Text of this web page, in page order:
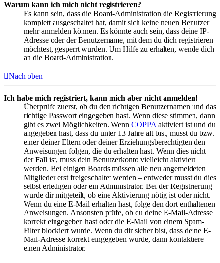
Warum kann ich mich nicht registrieren?
Es kann sein, dass die Board-Administration die Registrierung
komplett ausgeschaltet hat, damit sich keine neuen Benutzer
mehr anmelden können. Es könnte auch sein, dass deine IP-
Adresse oder der Benutzername, mit dem du dich registrieren
möchtest, gesperrt wurden. Um Hilfe zu erhalten, wende dich
an die Board-Administration.
Nach oben
Ich habe mich registriert, kann mich aber nicht anmelden!
Überprüfe zuerst, ob du den richtigen Benutzernamen und das
richtige Passwort eingegeben hast. Wenn diese stimmen, dann
gibt es zwei Möglichkeiten. Wenn COPPA aktiviert ist und du
angegeben hast, dass du unter 13 Jahre alt bist, musst du bzw.
einer deiner Eltern oder deiner Erziehungsberechtigten den
Anweisungen folgen, die du erhalten hast. Wenn dies nicht
der Fall ist, muss dein Benutzerkonto vielleicht aktiviert
werden. Bei einigen Boards müssen alle neu angemeldeten
Mitglieder erst freigeschaltet werden – entweder musst du dies
selbst erledigen oder ein Administrator. Bei der Registrierung
wurde dir mitgeteilt, ob eine Aktivierung nötig ist oder nicht.
Wenn du eine E-Mail erhalten hast, folge den dort enthaltenen
Anweisungen. Ansonsten prüfe, ob du deine E-Mail-Adresse
korrekt eingegeben hast oder die E-Mail von einem Spam-
Filter blockiert wurde. Wenn du dir sicher bist, dass deine E-
Mail-Adresse korrekt eingegeben wurde, dann kontaktiere
einen Administrator.